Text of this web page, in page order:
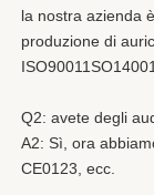
la nostra azienda
produzione di
Q2: avete degli
A2: Sì, ora
CE0123, ecc.